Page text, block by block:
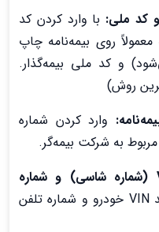
و کد ملی: با وارد کردن کد
معمولاً روی بیمه‌نامه چاپ
و کد ملی بیمه‌گذار.
روش)
وارد کردن شماره
مربوط به شرکت بیمه‌گر.
استعلام با کد VIN (شماره شاسی) و شماره
وارد کردن کد VIN خودرو و شماره تلفن